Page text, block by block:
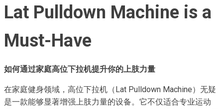
Lat Pulldown Machine is a
Must-Have
如何通过家庭高位下拉机提升你的上肢力量
在家庭健身领域，高位下拉机（Lat Pulldown Machine）无疑
是一款能够显著增强上肢力量的设备。它不仅适合专业运动